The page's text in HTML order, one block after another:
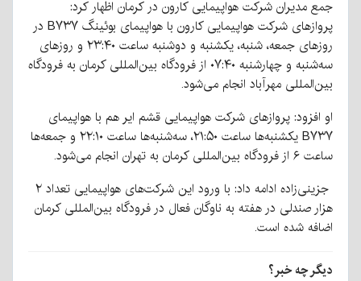
جمع مدیران شرکت هواپیمایی کارون در کرمان اظهار کرد:
پروازهای شرکت هواپیمایی کارون با هواپیمای بوئینگ B۷۳۷ در
روزهای جمعه، شنبه، یکشنبه و دوشنبه ساعت ۲۳:۴۰ و روزهای
سه‌شنبه و چهارشنبه ۰۷:۴۰ از فرودگاه بین‌المللی کرمان به فرودگاه
بین‌المللی مهرآباد انجام می‌شود.
او افزود: پروازهای شرکت هواپیمایی قشم ایر هم با هواپیمای
B۷۳۷ یکشنبه‌ها ساعت ۲۱:۵۰، سه‌شنبه‌ها ساعت ۲۲:۱۰ و جمعه‌ها
ساعت ۶ از فرودگاه بین‌المللی کرمان به تهران انجام می‌شود.
جزینی‌زاده ادامه داد: با ورود این شرکت‌های هواپیمایی تعداد ۲
هزار صندلی در هفته به ناوگان فعال در فرودگاه بین‌المللی کرمان
اضافه شده است.
دیگر چه خبر؟